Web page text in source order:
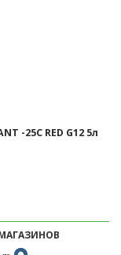
-25C RED G12 5л